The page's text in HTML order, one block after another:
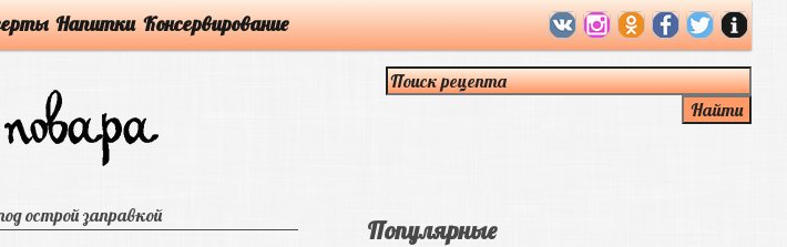
Напитки Консервирование
острой заправкой
Популярные